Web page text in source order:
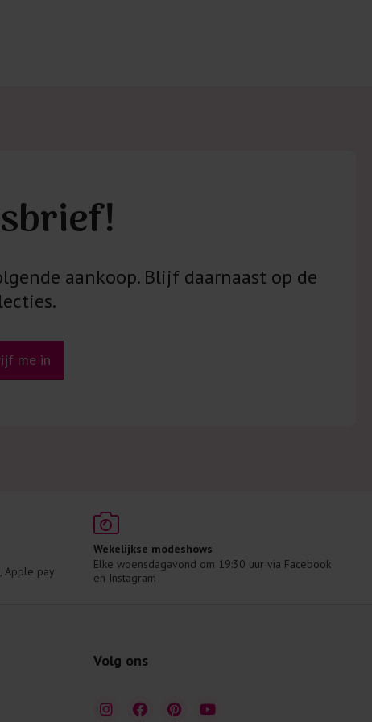
aankoop. Blijf daarnaast op de
me in
Apple pay
Wekelijkse modeshows
Elke woensdagavond om 19:30 uur via Facebook
en Instagram
Volg ons